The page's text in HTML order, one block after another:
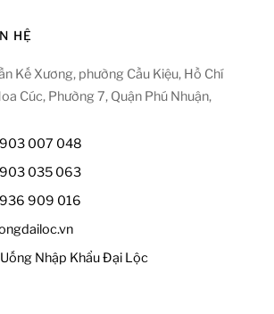
HỆ
Kế Xương, phường Cầu Kiệu, Hồ Chí
Cúc, Phường 7, Quận Phú Nhuận,
007 048
035 063
909 016
Nhập Khẩu Đại Lộc